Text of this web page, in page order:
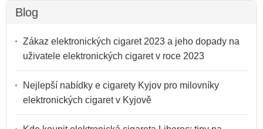
Blog
Zákaz elektronických cigaret 2023 a jeho dopady na
uživatele elektronických cigaret v roce 2023
Nejlepší nabídky e cigarety Kyjov pro milovníky
elektronických cigaret v Kyjově